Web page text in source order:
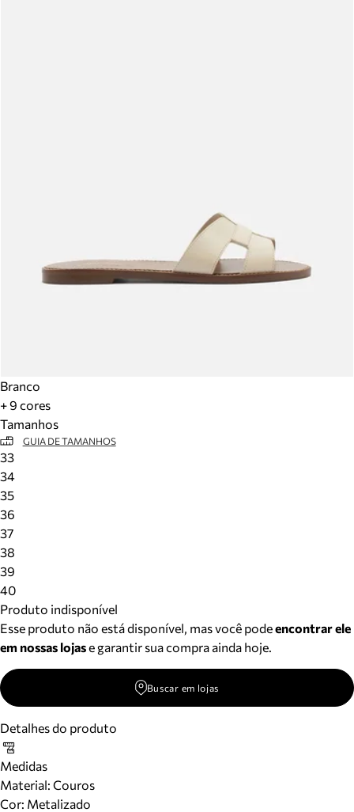
Branco
+ 9 cores
Tamanhos
GUIA DE TAMANHOS
33
34
35
36
37
38
39
40
Produto indisponível
Esse produto não está disponível, mas você podeencontrar ele
em nossas lojase garantir sua compra ainda hoje.
Buscar em lojas
Detalhes do produto
Medidas
Material: Couros
Cor: Metalizado